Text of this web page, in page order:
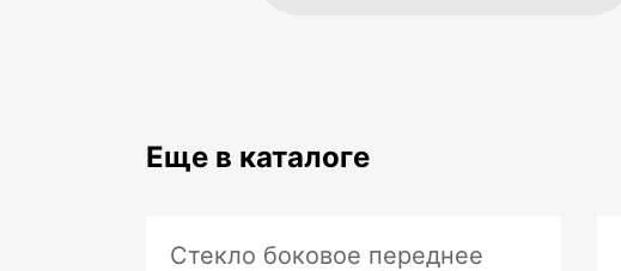
Еще в каталоге
Стекло боковое переднее